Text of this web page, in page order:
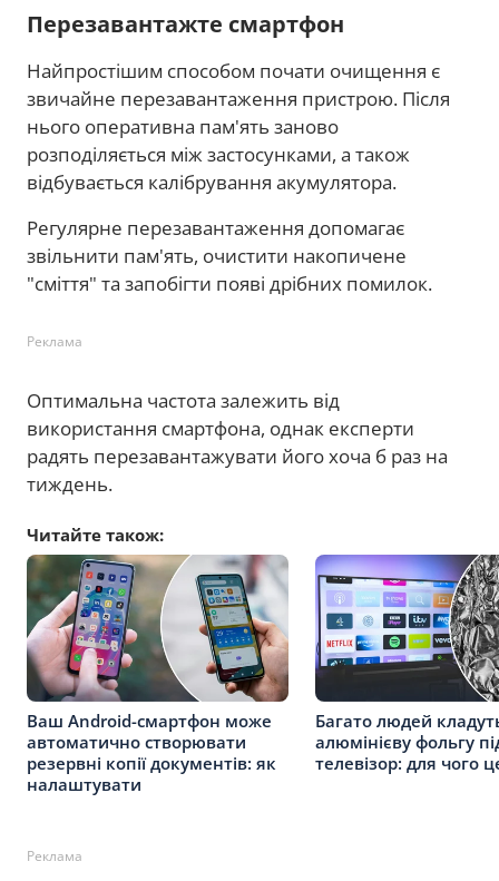
Перезавантажте смартфон
Найпростішим способом почати очищення є
звичайне перезавантаження пристрою. Після
нього оперативна пам'ять заново
розподіляється між застосунками, а також
відбувається калібрування акумулятора.
Регулярне перезавантаження допомагає
звільнити пам'ять, очистити накопичене
"сміття" та запобігти появі дрібних помилок.
Реклама
Оптимальна частота залежить від
використання смартфона, однак експерти
радять перезавантажувати його хоча б раз на
тиждень.
Читайте також:
Ваш Android-смартфон може
автоматично створювати
резервні копії документів: як
налаштувати
Багато людей
алюмінієву фольгу
телевізор: для чого
Реклама